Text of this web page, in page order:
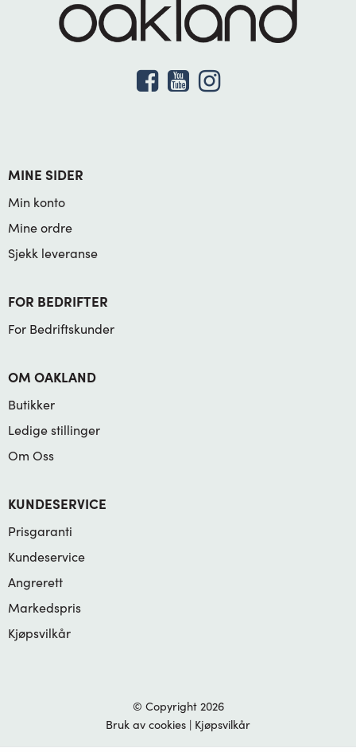
MINE SIDER
Min konto
Mine ordre
Sjekk leveranse
FOR BEDRIFTER
For Bedriftskunder
OM OAKLAND
Butikker
Ledige stillinger
Om Oss
KUNDESERVICE
Prisgaranti
Kundeservice
Angrerett
Markedspris
Kjøpsvilkår
© Copyright 2026
Bruk av cookies | Kjøpsvilkår